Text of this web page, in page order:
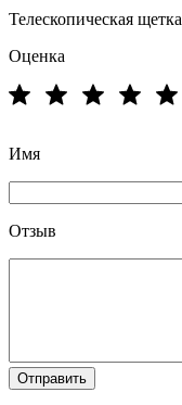
Телескопическая
Оценка
Имя
Отзыв
Отправить